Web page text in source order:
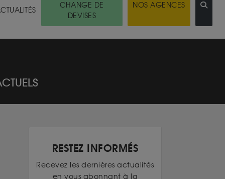
CHANGE DE
DEVISES
NOS AGENCES
RESTEZ INFORMÉS
Recevez les dernières actualités
en vous abonnant à la